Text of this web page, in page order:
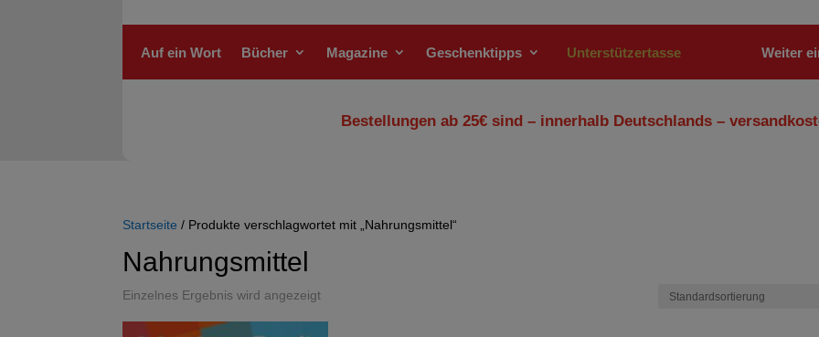
Auf ein Wort Bücher Magazine Geschenktipps Unterstützertasse Weiter
Bestellungen ab 25€ sind – innerhalb Deutschlands –
Startseite / Produkte verschlagwortet mit „Nahrungsmittel“
Nahrungsmittel
Einzelnes Ergebnis wird angezeigt